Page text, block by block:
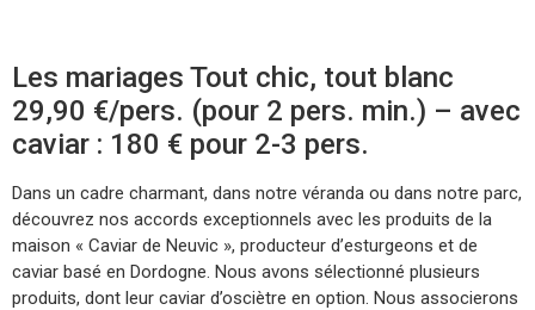
Les mariages Tout chic, tout blanc
29,90 €/pers. (pour 2 pers. min.) – avec
caviar : 180 € pour 2-3 pers.​
Dans un cadre charmant, dans notre véranda ou dans notre parc,
découvrez nos accords exceptionnels avec les produits de la
maison « Caviar de Neuvic », producteur d’esturgeons et de
caviar basé en Dordogne. Nous avons sélectionné plusieurs
produits, dont leur caviar d’osciètre en option. Nous associerons